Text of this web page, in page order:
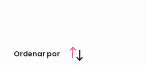
Ordenar por